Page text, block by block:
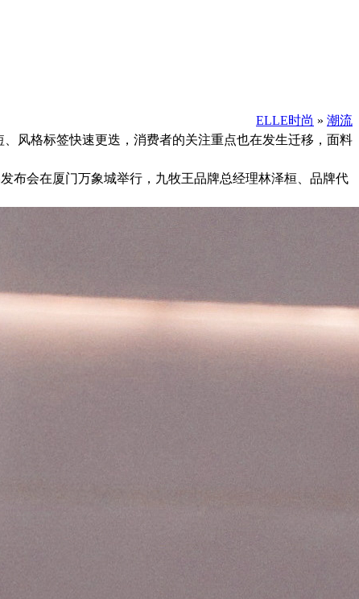
ELLE时尚 » 潮流
风格标签快速更迭，消费者的关注重点也在发生迁移，面料
布会在厦门万象城举行，九牧王品牌总经理林泽桓、品牌代